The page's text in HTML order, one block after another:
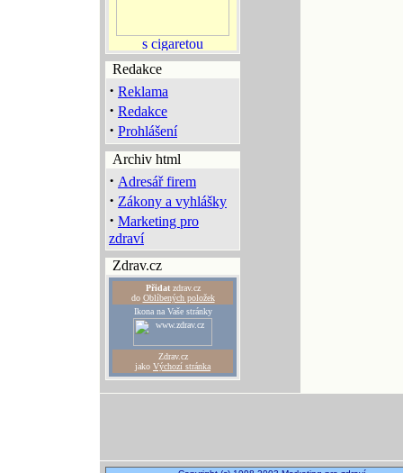
Redakce
· Reklama
· Redakce
· Prohlášení
Archiv html
· Adresář firem
· Zákony a vyhlášky
· Marketing pro
zdraví
Zdrav.cz
Přidatzdrav.cz
do Oblíbených položek
Ikona na Vaše stránky
Zdrav.cz
jako Výchozí stránka